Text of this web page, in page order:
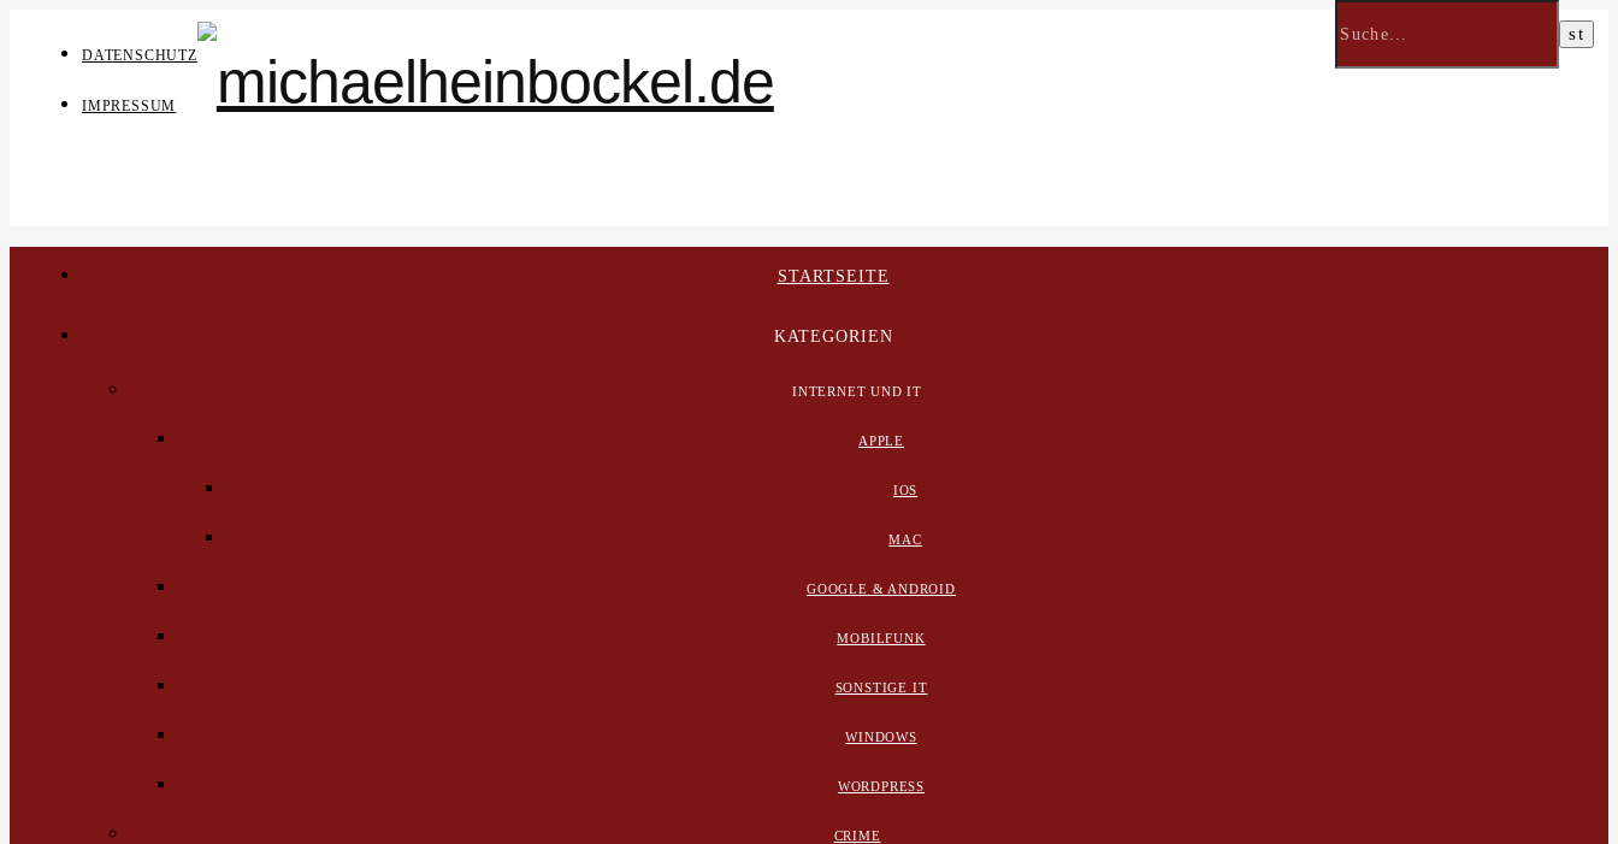
DATENSCHUTZ
IMPRESSUM
STARTSEITE
KATEGORIEN
INTERNET UND IT
APPLE
IOS
MAC
GOOGLE & ANDROID
MOBILFUNK
SONSTIGE IT
WINDOWS
WORDPRESS
CRIME